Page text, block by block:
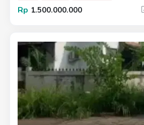
Rp 1.500.000.000